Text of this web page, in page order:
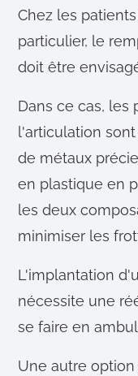
Chez les
particulier, le
doit être
Dans ce cas, les
l'articulation
de métaux
en plastique en
les deux
minimiser les
L'implantation
nécessite une
se faire en
Une autre